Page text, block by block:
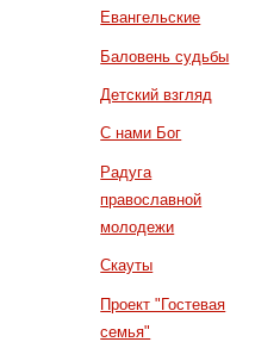
Евангельские
Баловень судьбы
Детский взгляд
С нами Бог
Радуга
православной
молодежи
Скауты
Проект "Гостевая
семья"